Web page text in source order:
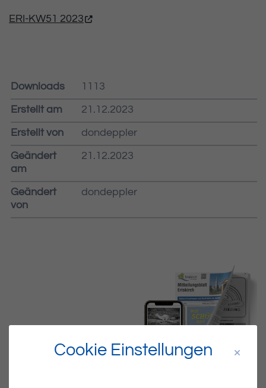
ERI-KW51 2023
Downloads 1113
Erstellt am 21.12.2023
Erstellt von dondeppler
Geändert
am
21.12.2023
Geändert
von
dondeppler
Cookie Einstellungen